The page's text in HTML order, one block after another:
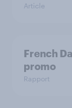
Article
French
promo
Rapport